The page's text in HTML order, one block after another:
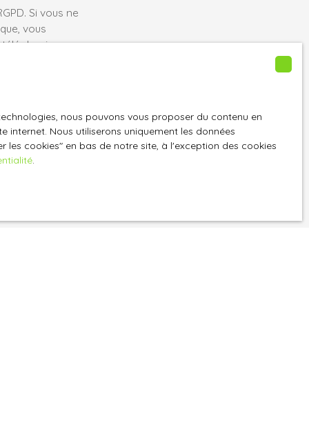
Si vous ne
vous
notre
nous pouvons vous proposer du contenu en
Nous utiliserons uniquement les données
cookies″ en bas de notre site, à l'exception des cookies
.